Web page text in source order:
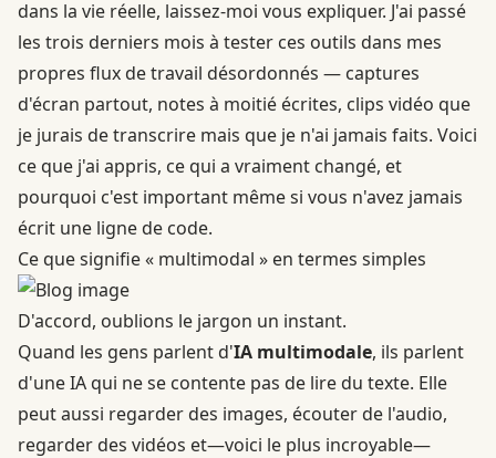
dans la vie réelle, laissez-moi vous expliquer. J'ai passé
les trois derniers mois à tester ces outils dans mes
propres flux de travail désordonnés — captures
d'écran partout, notes à moitié écrites, clips vidéo que
je jurais de transcrire mais que je n'ai jamais faits. Voici
ce que j'ai appris, ce qui a vraiment changé, et
pourquoi c'est important même si vous n'avez jamais
écrit une ligne de code.
Ce que signifie « multimodal » en termes simples
D'accord, oublions le jargon un instant.
Quand les gens parlent d'IA multimodale, ils parlent
d'une IA qui ne se contente pas de lire du texte. Elle
peut aussi regarder des images, écouter de l'audio,
regarder des vidéos et—voici le plus incroyable—